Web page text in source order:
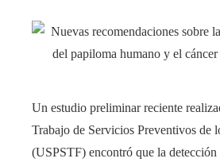
Un estudio preliminar reciente
Trabajo de Servicios Preventivos de
(USPSTF) encontró que la